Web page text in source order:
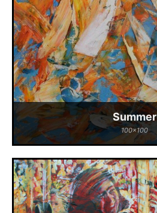
Summer
100x100